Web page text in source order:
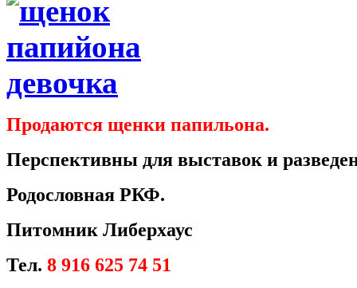
Продаются щенки папильона.
Перспективны для выставок и
Родословная РКФ.
Питомник Либерхаус
Тел. 8 916 625 74 51